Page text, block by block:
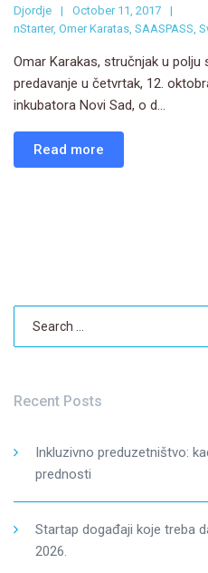
Djordje
October 11, 2017
nStarter, Omer Karatas SAASPASS
Omar Karakas, stručnjak u
predavanje u četvrtak, 12.
inkubatora Novi Sad, o d...
Read more
Recent Posts
Inkluzivno preduzetništvo:
prednosti
Startap događaji koje treba
2026.